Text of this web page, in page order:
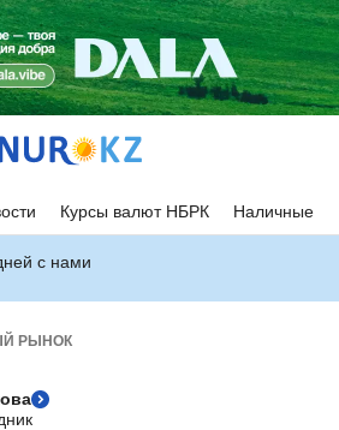
Курсы валют НБРК Наличные
с нами
РЫНОК